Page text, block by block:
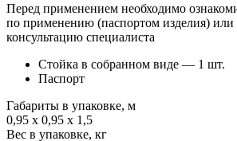
Перед применением необходимо
по применению (паспортом изделия) или
консультацию специалиста
Стойка в собранном виде — 1 шт.
Паспорт
Габариты в упаковке, м
0,95 х 0,95 х 1,5
Вес в упаковке, кг